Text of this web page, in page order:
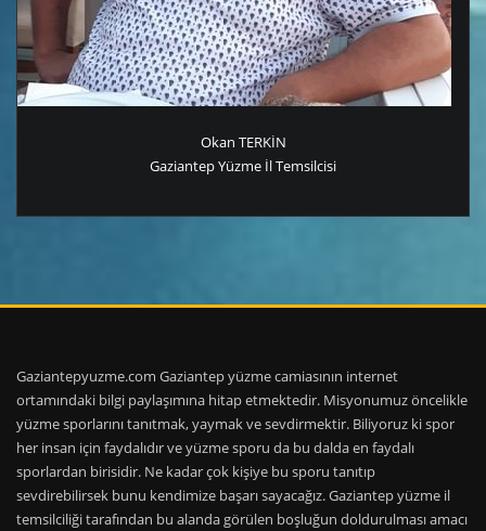
Okan TERKİN
Gaziantep Yüzme İl Temsilcisi
Gaziantepyuzme.com Gaziantep yüzme camiasının internet
ortamındaki bilgi paylaşımına hitap etmektedir. Misyonumuz öncelikle
yüzme sporlarını tanıtmak, yaymak ve sevdirmektir. Biliyoruz ki spor
her insan için faydalıdır ve yüzme sporu da bu dalda en faydalı
sporlardan birisidir. Ne kadar çok kişiye bu sporu tanıtıp
sevdirebilirsek bunu kendimize başarı sayacağız. Gaziantep yüzme il
temsilciliği tarafından bu alanda görülen boşluğun doldurulması amacı